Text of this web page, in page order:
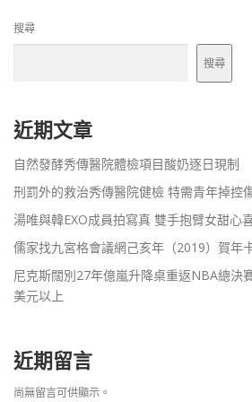
搜尋
搜尋
近期文章
自然發酵秀傳醫院體檢項目酸奶逐日現制
刑罰外的救治秀傳醫院健檢 特需青年掉控
湯唯與韓EXO成員拍寫真 雙手抱臂女甜心
儒家找九宮格會議網己亥年（2019）賀年
尼克斯闊別27年億嵐升降桌重返NBA總決
美元以上
近期留言
尚無留言可供顯示。